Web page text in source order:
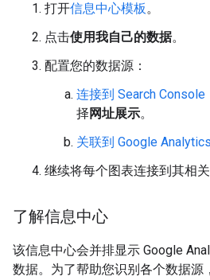
打开信息中心模板。
点击使用我自己的数据。
配置您的数据源：
连接到 Search Console
择 网址展示。
关联到 Google Analytics
继续将每个图表连接到其相关
了解信息中心
该信息中心会并排显示 Google
数据。为了帮助您识别各个数据源